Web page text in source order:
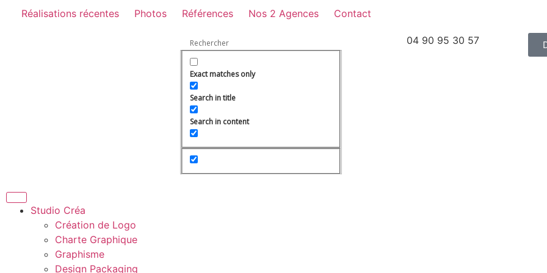
Réalisations récentes Photos Références Nos 2 Agences Contact
Exact matches only
Search in title
Search in content
04 90 95 30 57
Studio Créa
Création de Logo
Charte Graphique
Graphisme
Design Packaging